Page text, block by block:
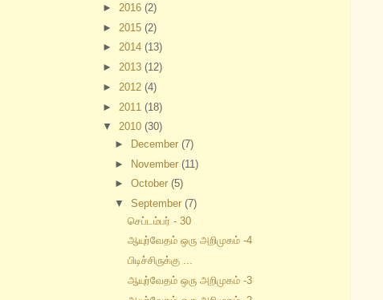
► 2016 (2)
► 2015 (2)
► 2014 (13)
► 2013 (12)
► 2012 (4)
► 2011 (18)
▼ 2010 (30)
►
December(7)
► November(11)
►October(5)
▼September(7)
செப்டம்பர் - 30
ஆயுர்வேதம் ஒரு அறிமுகம் -4
பிடிச்சிருக்கு ...
ஆயுர்வேதம் ஒரு அறிமுகம் -3